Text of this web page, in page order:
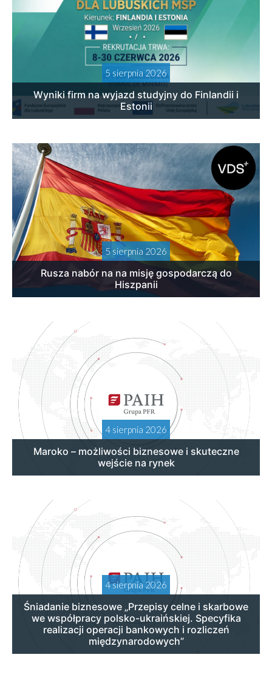
5 sierpnia 2026
Wyniki firm na wyjazd studyjny do Finlandii i
Estonii
5 sierpnia 2026
Rusza nabór na na misję gospodarczą do
Hiszpanii
4 sierpnia 2026
Maroko – możliwości biznesowe i skuteczne
wejście na rynek
4 sierpnia 2026
Śniadanie biznesowe „Przepisy celne i skarbowe
we współpracy polsko-ukraińskiej. Specyfika
realizacji operacji bankowych i rozliczeń
międzynarodowych”